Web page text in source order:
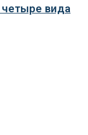
четыре вида